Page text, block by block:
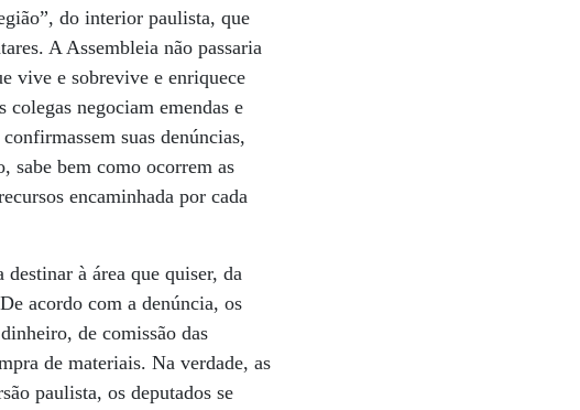
do interior paulista, que
A Assembleia não passaria
vive e sobrevive e enriquece
negociam emendas e
suas denúncias,
sabe bem como ocorrem as
encaminhada por cada
à área que quiser, da
acordo com a denúncia, os
de comissão das
de materiais. Na verdade, as
paulista, os deputados se